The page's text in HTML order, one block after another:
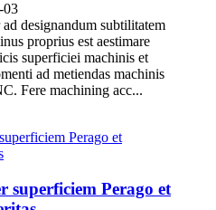
03
designandum subtilitatem
proprius est aestimare
superficiei machinis et
ad metiendas machinis
Fere machining acc...
superficiem Perago et